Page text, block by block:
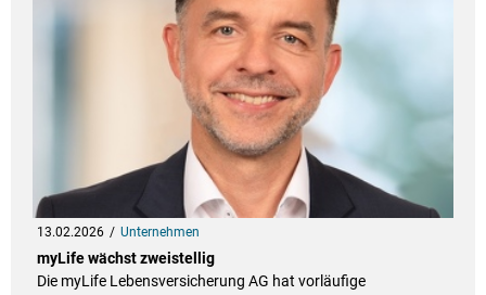
13.02.2026 Unternehmen
myLife wächst zweistellig
Die myLife Lebensversicherung AG hat vorläufige